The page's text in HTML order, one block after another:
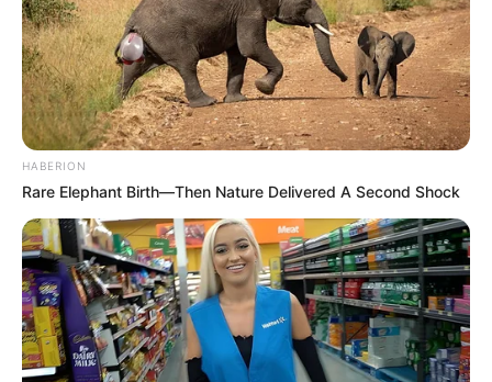
HABERION
Rare Elephant Birth—Then Nature Delivered A Second Shock